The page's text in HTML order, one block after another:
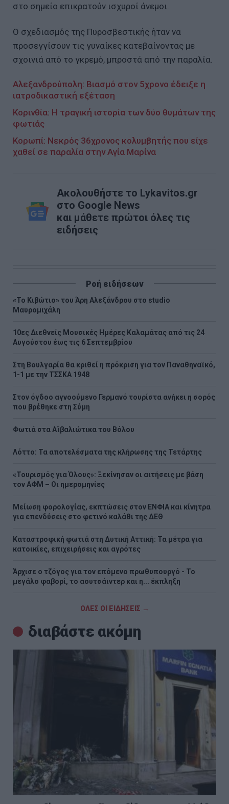
στο σημείο επικρατούν ισχυροί άνεμοι.
Ο σχεδιασμός της Πυροσβεστικής ήταν να
προσεγγίσουν τις γυναίκες κατεβαίνοντας με
σχοινιά από το γκρεμό, μπροστά από την παραλία.
Αλεξανδρούπολη: Βιασμό στον 5χρονο έδειξε η
ιατροδικαστική εξέταση
Κορινθία: Η τραγική ιστορία των δύο θυμάτων της
φωτιάς
Κορωπί: Νεκρός 36χρονος κολυμβητής που είχε
χαθεί σε παραλία στην Αγία Μαρίνα
Ακολουθήστε το Lykavitos.gr
στο Google News
και μάθετε πρώτοι όλες τις
ειδήσεις
Ροή ειδήσεων
«Το Κιβώτιο» του Άρη Αλεξάνδρου στο studio
Μαυρομιχάλη
10ες Διεθνείς Μουσικές Ημέρες Καλαμάτας από τις 24
Αυγούστου έως τις 6 Σεπτεμβρίου
Στη Βουλγαρία θα κριθεί η πρόκριση για τον Παναθηναϊκό,
1-1 με την ΤΣΣΚΑ 1948
Στον όγδοο αγνοούμενο Γερμανό τουρίστα ανήκει η σορός
που βρέθηκε στη Σύμη
Φωτιά στα Αϊβαλιώτικα του Βόλου
Λόττο: Τα αποτελέσματα της κλήρωσης της Τετάρτης
«Τουρισμός για Όλους»: Ξεκίνησαν οι αιτήσεις με βάση
τον ΑΦΜ – Οι ημερομηνίες
Μείωση φορολογίας, εκπτώσεις στον ΕΝΦΙΑ και κίνητρα
για επενδύσεις στο φετινό καλάθι της ΔΕΘ
Καταστροφική φωτιά στη Δυτική Αττική: Τα μέτρα για
κατοικίες, επιχειρήσεις και αγρότες
Άρχισε ο τζόγος για τον επόμενο πρωθυπουργό - Το
μεγάλο φαβορί, το αουτσάιντερ και η... έκπληξη
ΟΛΕΣ ΟΙ ΕΙΔΗΣΕΙΣ →
διαβάστε ακόμη